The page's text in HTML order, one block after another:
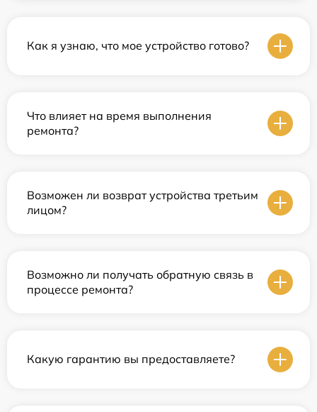
Как я узнаю, что мое устройство готово?
Что влияет на время выполнения
ремонта?
Возможен ли возврат устройства третьим
лицом?
Возможно ли получать обратную связь в
процессе ремонта?
Какую гарантию вы предоставляете?